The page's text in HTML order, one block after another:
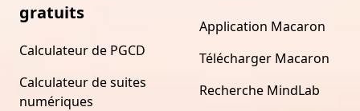
gratuits
Calculateur de PGCD
Calculateur de suites
numériques
Application Macaron
Télécharger Macaron
Recherche MindLab